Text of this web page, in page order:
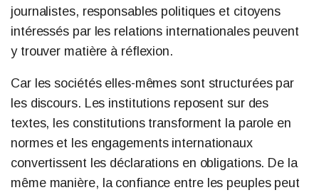
journalistes, responsables politiques et citoyens
intéressés par les relations internationales peuvent
y trouver matière à réflexion.
Car les sociétés elles-mêmes sont structurées par
les discours. Les institutions reposent sur des
textes, les constitutions transforment la parole en
normes et les engagements internationaux
convertissent les déclarations en obligations. De la
même manière, la confiance entre les peuples peut